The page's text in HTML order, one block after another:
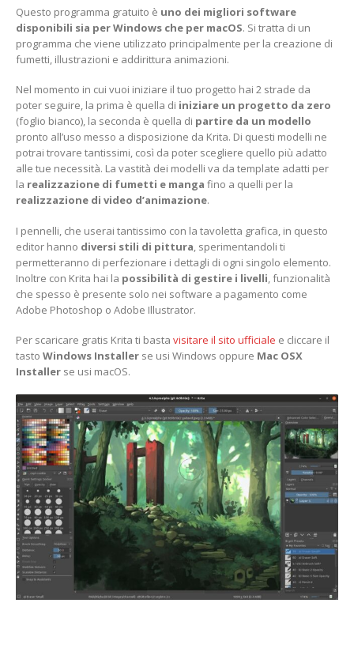
Questo programma gratuito è uno dei migliori software
disponibili sia per Windows che per macOS. Si tratta di un
programma che viene utilizzato principalmente per la creazione di
fumetti, illustrazioni e addirittura animazioni.
Nel momento in cui vuoi iniziare il tuo progetto hai 2 strade da
poter seguire, la prima è quella di iniziare un progetto da zero
(foglio bianco), la seconda è quella di partire da un modello
pronto all’uso messo a disposizione da Krita. Di questi modelli ne
potrai trovare tantissimi, così da poter scegliere quello più adatto
alle tue necessità. La vastità dei modelli va da template adatti per
la realizzazione di fumetti e manga fino a quelli per la
realizzazione di video d’animazione.
I pennelli, che userai tantissimo con la tavoletta grafica, in questo
editor hanno diversi stili di pittura, sperimentandoli ti
permetteranno di perfezionare i dettagli di ogni singolo elemento.
Inoltre con Krita hai la possibilità di gestire i livelli, funzionalità
che spesso è presente solo nei software a pagamento come
Adobe Photoshop o Adobe Illustrator.
Per scaricare gratis Krita ti basta visitare il sito ufficiale e cliccare il
tasto Windows Installer se usi Windows oppure Mac OSX
Installer se usi macOS.